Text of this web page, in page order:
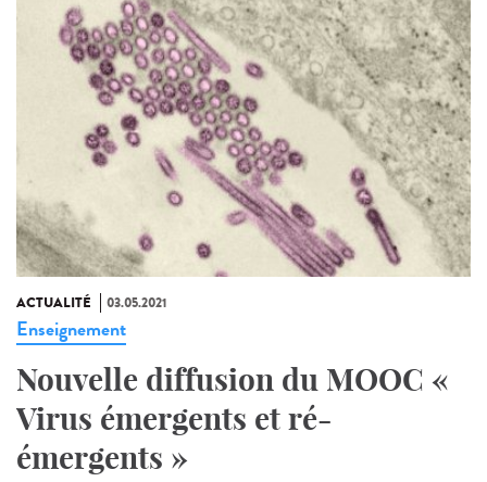
ACTUALITÉ 03.05.2021
Enseignement
Nouvelle diffusion du MOOC «
Virus émergents et ré-
émergents »